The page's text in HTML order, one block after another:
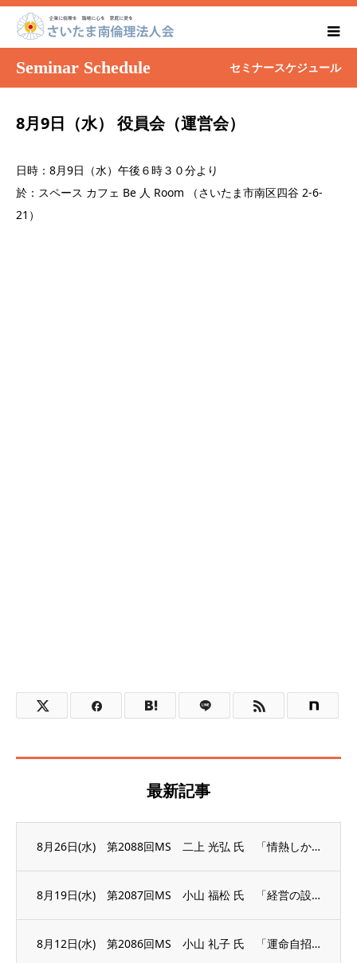
Seminar Schedule セミナースケジュール
8月9日（水） 役員会（運営会）
日時：8月9日（水）午後６時３０分より
於：スペース カフェ Be 人 Room （さいたま市南区四谷 2-6-
21）
最新記事
8月26日(水) 第2088回MS 二上 光弘 氏 「情熱しか答えにならない」
8月19日(水) 第2087回MS 小山 福松 氏 「経営の設計図」
8月12日(水) 第2086回MS 小山 礼子 氏 「運命自招 今の心が未来を創る」